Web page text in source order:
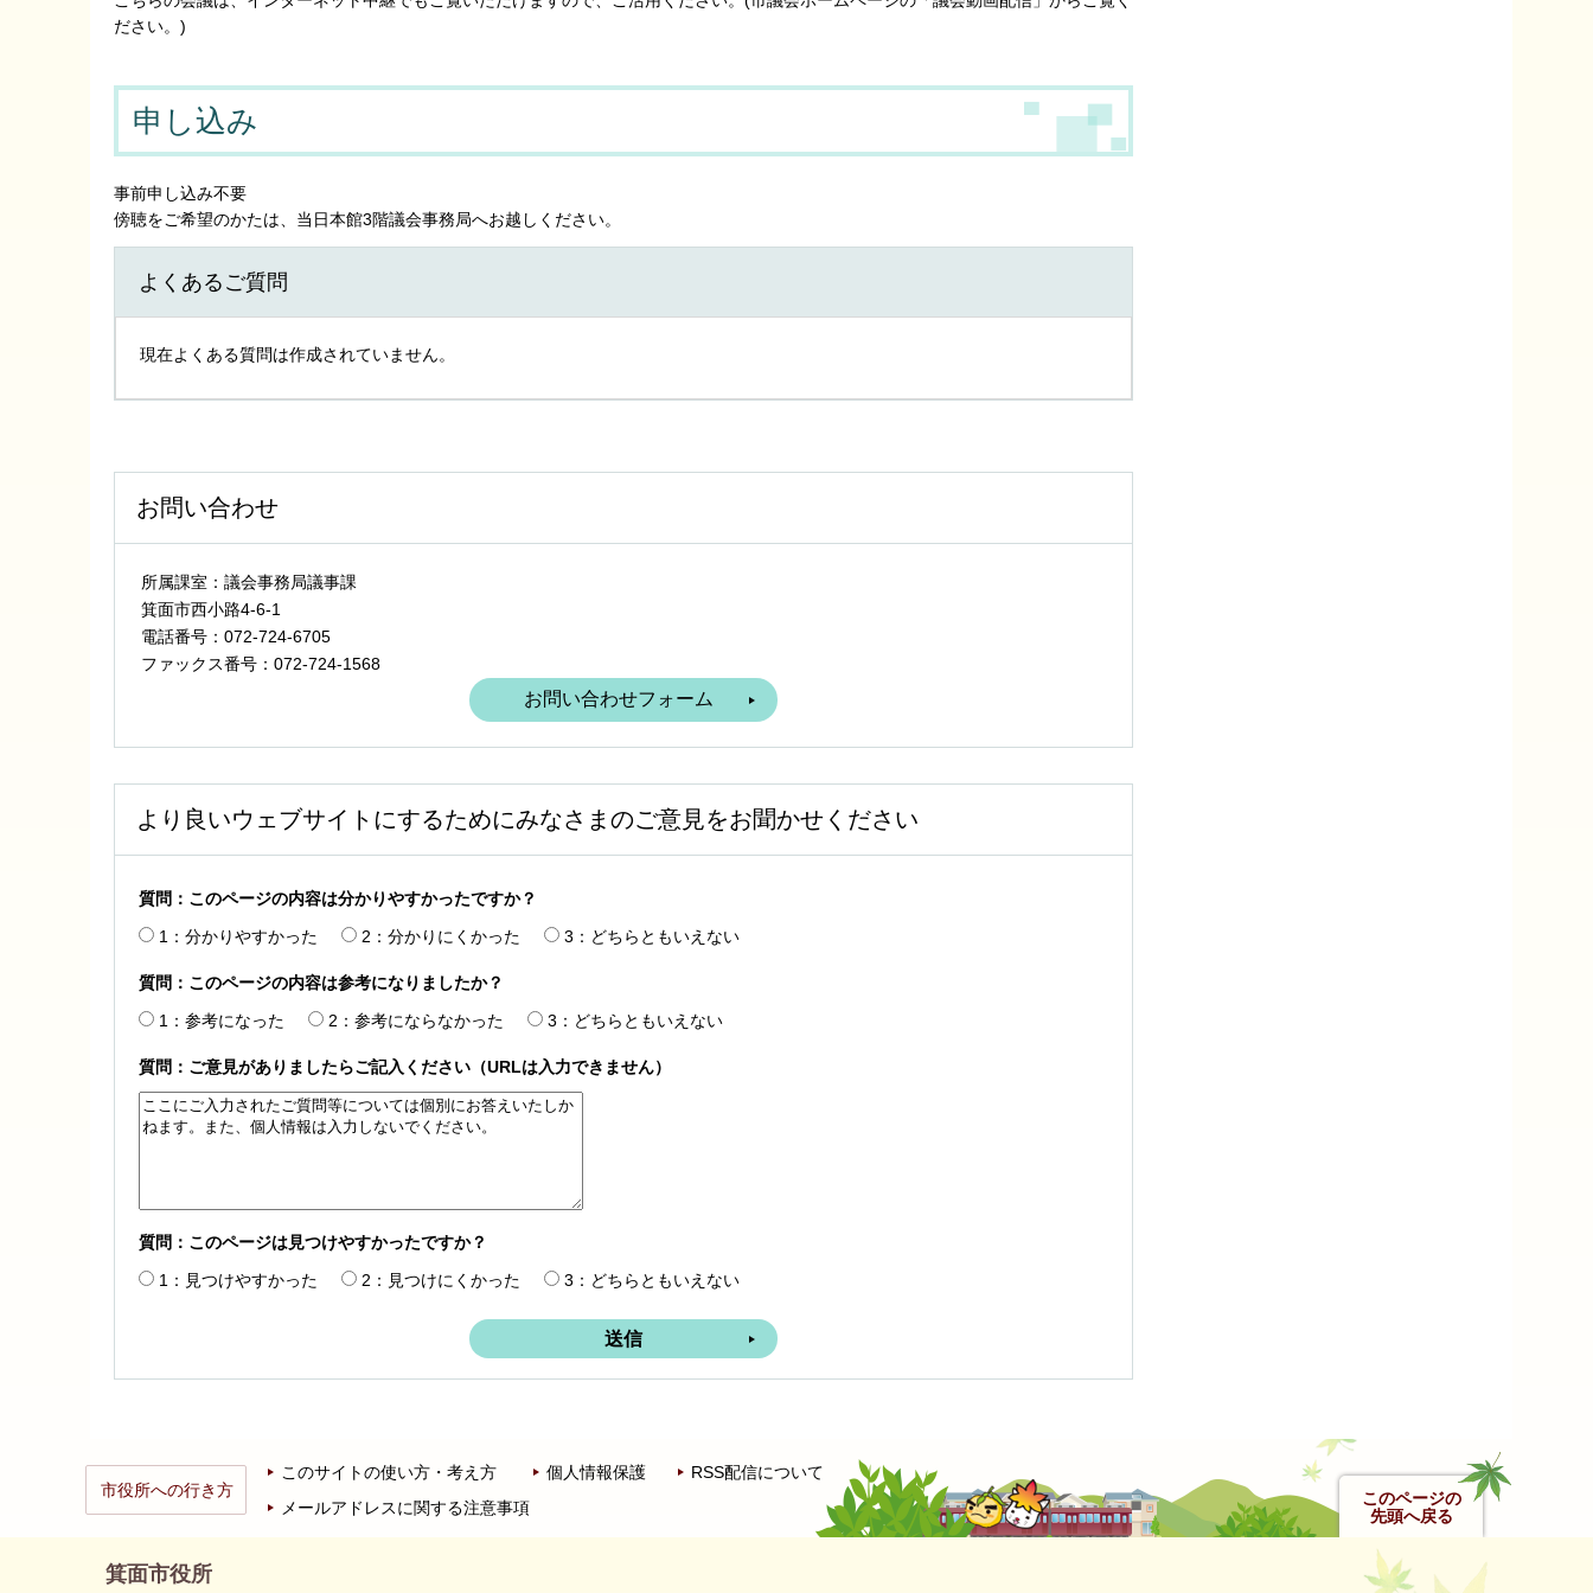
ださい。)
申し込み
事前申し込み不要
傍聴をご希望のかたは、当日本館3階議会事務局へお越しください。
よくあるご質問
現在よくある質問は作成されていません。
お問い合わせ
所属課室：議会事務局議事課
箕面市西小路4‐6‐1
電話番号：072-724-6705
ファックス番号：072-724-1568
より良いウェブサイトにするためにみなさまのご意見をお聞かせください
質問：このページの内容は分かりやすかったですか？
1：分かりやすかった
2：分かりにくかった 3：どちらともいえない
質問：このページの内容は参考になりましたか？
1：参考になった
2：参考にならなかった 3：どちらともいえない
質問：ご意見がありましたらご記入ください（URLは入力できません）
質問：このページは見つけやすかったですか？
1：見つけやすかった
2：見つけにくかった 3：どちらともいえない
このページの
先頭へ戻る
市役所への行き方
このサイトの使い方・考え方 個人情報保護
RSS配信について
メールアドレスに関する注意事項
箕面市役所